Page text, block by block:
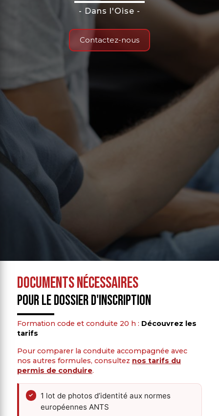
- Dans l'Oise -
Contactez-nous
Documents nécessaires
pour le dossier d'inscription
Formation code et conduite 20 h : Découvrez les
tarifs
Pour comparer la conduite accompagnée avec
nos autres formules, consultez nos tarifs du
permis de conduire.
1 lot de photos d’identité aux normes
européennes ANTS